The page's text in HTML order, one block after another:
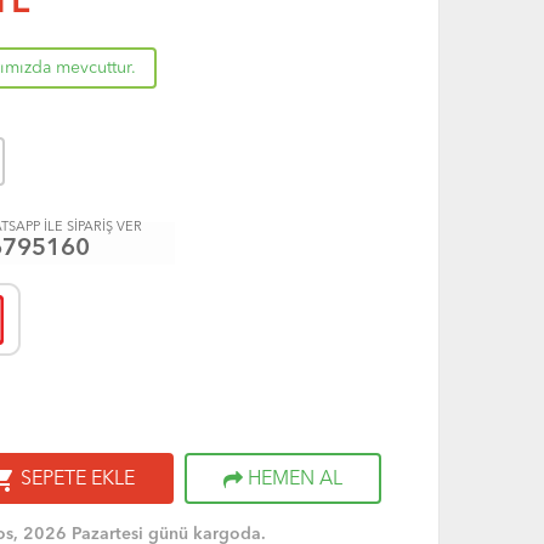
mevcuttur.
İLE SİPARİŞ VER
SEPETE EKLE HEMEN AL
2026 Pazartesi günü kargoda.